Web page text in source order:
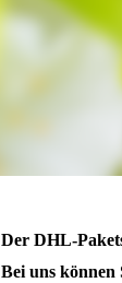
Der DHL-
Bei uns können